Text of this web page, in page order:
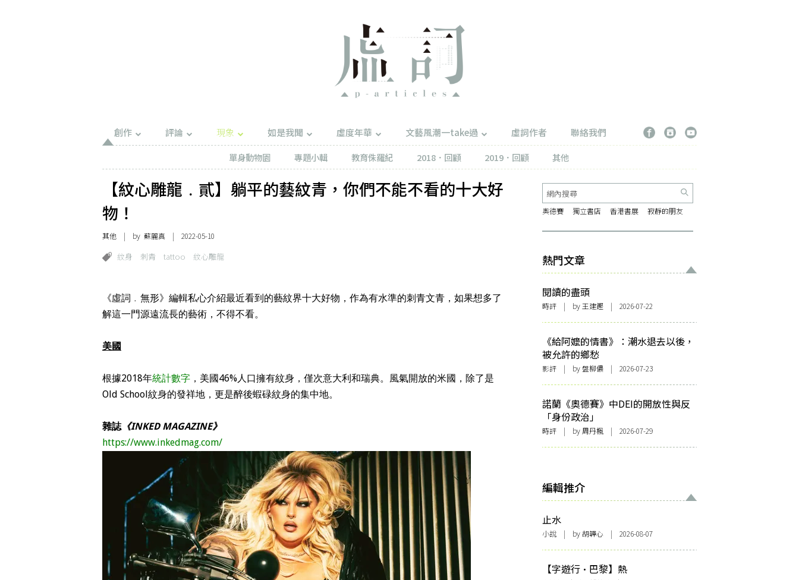
創作 評論 現象 如是我聞 虛度年華 文藝風潮一take過 虛詞作者
聯絡我們
單身動物園
專題小輯 教育侏羅紀 2018．回顧 2019．回顧 其他
【紋心雕龍﹒貳】躺平的藝紋青，你們不能不看的十大好
物！
其他 | by 蘇麗真 | 2022-05-10
紋身 刺青 tattoo 紋心雕龍
《虛詞﹒無形》編輯私心介紹最近看到的藝紋界十大好物，作為有水準的刺青文青，如果想多了
解這一門源遠流長的藝術，不得不看。
美國
根據2018年統計數字 ，美國46%人口擁有紋身，僅次意大利和瑞典。風氣開放的米國，除了是
Old School紋身的發祥地，更是醉後蝦碌紋身的集中地。
雜誌《INKED MAGAZINE》
https://www.inkedmag.com/
奧德賽 獨立書店 香港書展 寂靜的朋友
熱門文章
閱讀的盡頭
時評 | by 王建鏗 | 2026-07-22
《給阿嬤的情書》：潮水退去以後，
被允許的鄉愁
影評 | by 盤柳儂 | 2026-07-23
諾蘭《奧德賽》中DEI的開放性與反
「身份政治」
時評 | by 周丹楓 | 2026-07-29
編輯推介
止水
小說 | by 胡韡心 | 2026-08-07
【字遊行·巴黎】熱